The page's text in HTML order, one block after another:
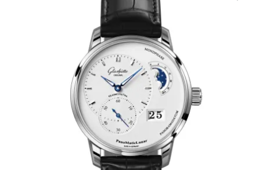
ROLEX CERTIFIED PRE-OWNED